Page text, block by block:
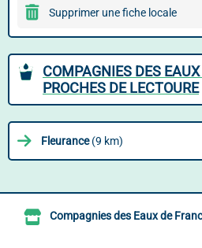
Supprimer une fiche locale
COMPAGNIES DES
PROCHES DE LECTOURE
Fleurance(9 km)
Compagnies des Eaux de